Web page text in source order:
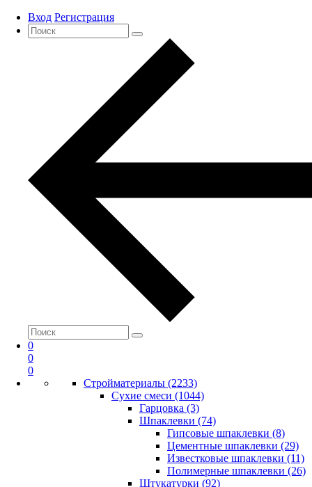
Вход Регистрация
0
0
0
Стройматериалы (2233)
Сухие смеси (1044)
Гарцовка (3)
Шпаклевки (74)
Гипсовые шпаклевки (8)
Цементные шпаклевки (29)
Известковые шпаклевки (11)
Полимерные шпаклевки (26)
Штукатурки (92)